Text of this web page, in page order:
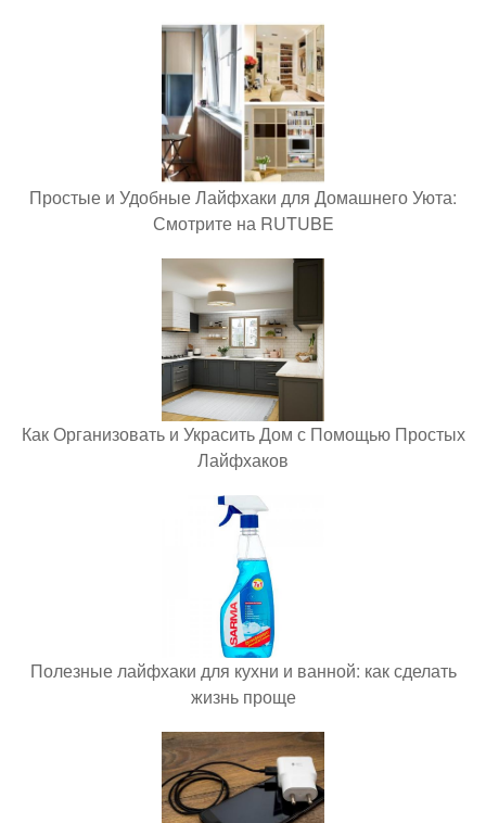
Простые и Удобные Лайфхаки для Домашнего Уюта:
Смотрите на RUTUBE
Как Организовать и Украсить Дом с Помощью Простых
Лайфхаков
Полезные лайфхаки для кухни и ванной: как сделать
жизнь проще